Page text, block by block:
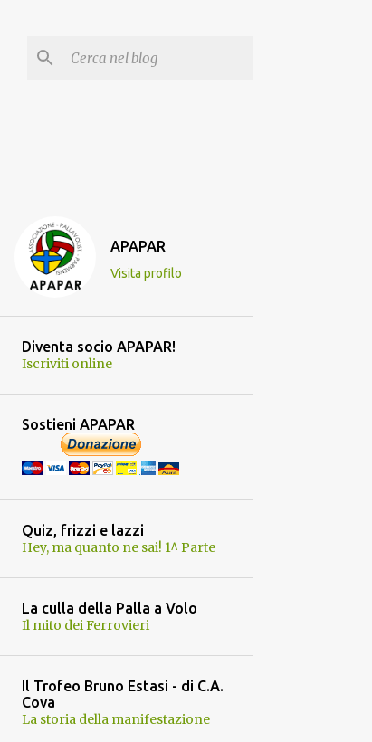
APAPAR
Visita profilo
Diventa socio APAPAR!
Iscriviti online
Sostieni APAPAR
Quiz, frizzi e lazzi
Hey, ma quanto ne sai! 1^ Parte
La culla della Palla a Volo
Il mito dei Ferrovieri
Il Trofeo Bruno Estasi - di C.A.
Cova
La storia della manifestazione